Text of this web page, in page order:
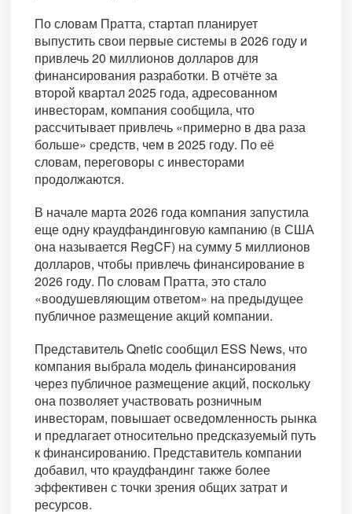
По словам Пратта, стартап планирует
выпустить свои первые системы в 2026 году и
привлечь 20 миллионов долларов для
финансирования разработки. В отчёте за
второй квартал 2025 года, адресованном
инвесторам, компания сообщила, что
рассчитывает привлечь «примерно в два раза
больше» средств, чем в 2025 году. По её
словам, переговоры с инвесторами
продолжаются.
В начале марта 2026 года компания запустила
еще одну краудфандинговую кампанию (в США
она называется RegCF) на сумму 5 миллионов
долларов, чтобы привлечь финансирование в
2026 году. По словам Пратта, это стало
«воодушевляющим ответом» на предыдущее
публичное размещение акций компании.
Представитель Qnetic сообщил ESS News, что
компания выбрала модель финансирования
через публичное размещение акций, поскольку
она позволяет участвовать розничным
инвесторам, повышает осведомленность рынка
и предлагает относительно предсказуемый путь
к финансированию. Представитель компании
добавил, что краудфандинг также более
эффективен с точки зрения общих затрат и
ресурсов.